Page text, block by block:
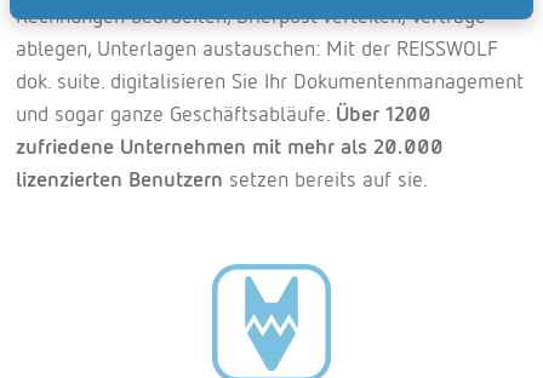
Rechnungen bearbeiten, Briefpost verteilen, Verträge
ablegen, Unterlagen austauschen: Mit der REISSWOLF
dok. suite. digitalisieren Sie Ihr Dokumentenmanagement
und sogar ganze Geschäftsabläufe. Über 1200
zufriedene Unternehmen mit mehr als 20.000
lizenzierten Benutzern setzen bereits auf sie.